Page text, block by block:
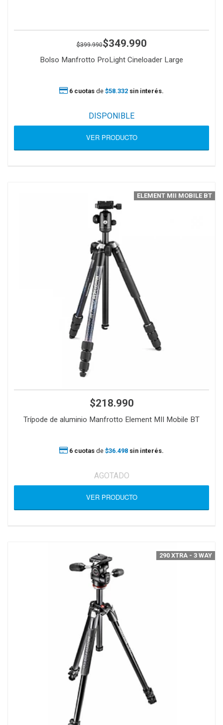
$399.990$349.990
Bolso Manfrotto ProLight Cineloader Large
6 cuotas de $58.332 sin interés.
DISPONIBLE
VER PRODUCTO
$218.990
Trípode de aluminio Manfrotto Element MII Mobile BT
ELEMENT MII MOBILE BT
6 cuotas de $36.498 sin interés.
AGOTADO
VER PRODUCTO
290 XTRA - 3 WAY